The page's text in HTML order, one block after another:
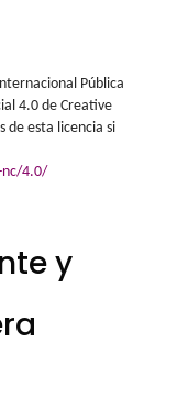
Pública
4.0 de Creative
de esta licencia si
nc/4.0/
y